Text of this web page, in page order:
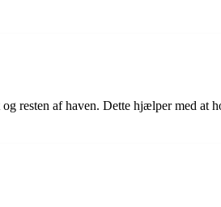
resten af haven. Dette hjælper med